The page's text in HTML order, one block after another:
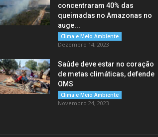
concentraram 40% das
queimadas no Amazonas no
auge...
Clima e Meio Ambiente
Dezembro 14, 2023
Saúde deve estar no coração
de metas climáticas, defende
OMS
Clima e Meio Ambiente
Novembro 24, 2023